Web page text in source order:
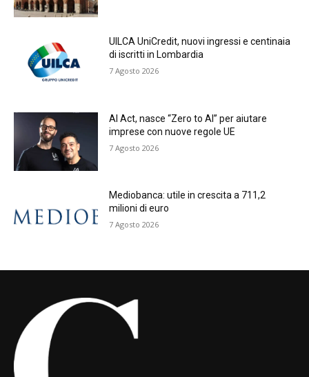
UILCA UniCredit, nuovi ingressi e centinaia
di iscritti in Lombardia
7 Agosto 2026
AI Act, nasce “Zero to AI” per aiutare
imprese con nuove regole UE
7 Agosto 2026
Mediobanca: utile in crescita a 711,2
milioni di euro
7 Agosto 2026